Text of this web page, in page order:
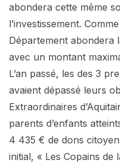
abondera cette même
l’investissement.
Département abondera
avec un montant
L’an passé, les des 3
avaient dépassé leurs
Extraordinaires
parents d’enfants
4 435 € de dons
initial, « Les Copains